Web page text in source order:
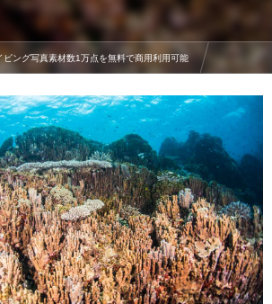
ビング写真素材数1万点を無料で商用利用可能